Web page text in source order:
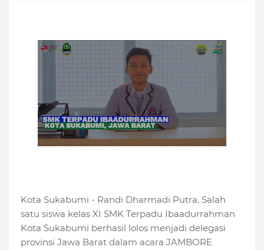
Kota Sukabumi - Randi Dharmadi Putra, Salah
satu siswa kelas XI SMK Terpadu Ibaadurrahman
Kota Sukabumi berhasil lolos menjadi delegasi
provinsi Jawa Barat dalam acara JAMBORE